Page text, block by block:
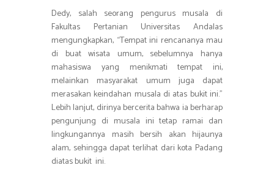
Dedy, salah seorang pengurus musala di
Fakultas Pertanian Universitas Andalas
mengungkapkan, “Tempat ini rencananya mau
di buat wisata umum, sebelumnya hanya
mahasiswa yang menikmati tempat ini,
melainkan masyarakat umum juga dapat
merasakan keindahan musala di atas bukit ini.”
Lebih lanjut, dirinya bercerita bahwa ia berharap
pengunjung di musala ini tetap ramai dan
lingkungannya masih bersih akan hijaunya
alam, sehingga dapat terlihat dari kota Padang
diatas bukit ini.